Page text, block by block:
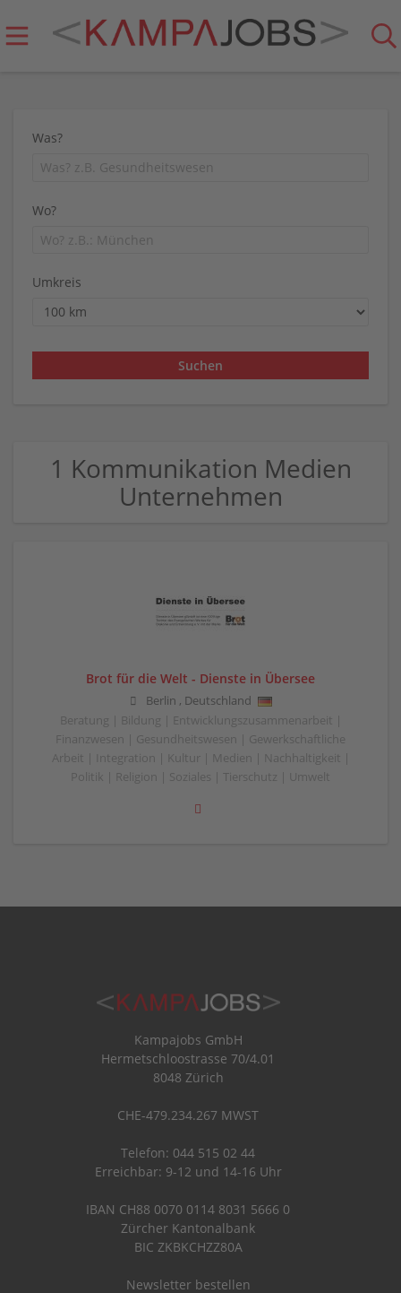
Was?
Wo?
Umkreis
1 Kommunikation Medien
Unternehmen
Brot für die Welt - Dienste in Übersee
Berlin , Deutschland
Beratung | Bildung | Entwicklungszusammenarbeit |
Finanzwesen | Gesundheitswesen | Gewerkschaftliche
Arbeit | Integration | Kultur | Medien | Nachhaltigkeit |
Politik | Religion | Soziales | Tierschutz | Umwelt
Kampajobs GmbH
Hermetschloostrasse 70/4.01
8048 Zürich
CHE-479.234.267 MWST
Telefon: 044 515 02 44
Erreichbar: 9-12 und 14-16 Uhr
IBAN CH88 0070 0114 8031 5666 0
Zürcher Kantonalbank
BIC ZKBKCHZZ80A
Newsletter bestellen